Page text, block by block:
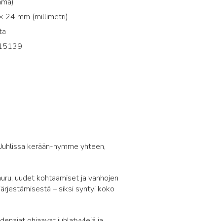
24 mm (millimetri)
kerään-nymme yhteen,
uudet kohtaamiset ja vanhojen
– siksi syntyi koko